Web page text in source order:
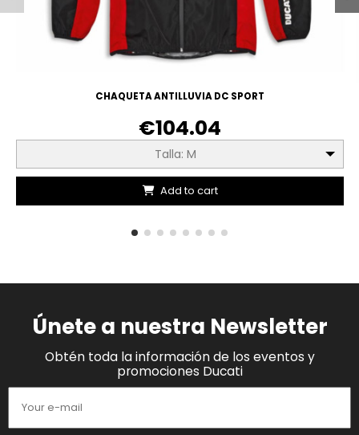
CHAQUETA ANTILLUVIA DC SPORT
€104.04
Talla: M
Add to cart
Únete a nuestra Newsletter
Obtén toda la información de los eventos y
promociones Ducati